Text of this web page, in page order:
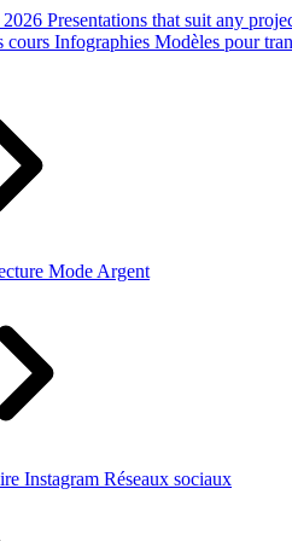
2026 Presentations that suit any
cours Infographies Modèles pour
Mode Argent
Instagram Réseaux sociaux